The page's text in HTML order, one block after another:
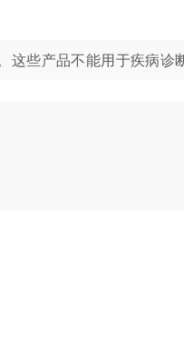
这些产品不能用于疾病诊